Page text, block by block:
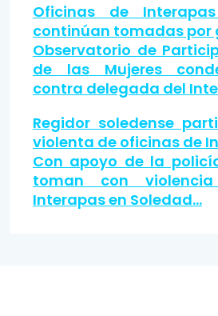
Oficinas de
continúan tomadas
Observatorio de
de las Mujeres
contra delegada del
Regidor soledense
violenta de oficinas de
Con apoyo de la
toman con
Interapas en Soledad…